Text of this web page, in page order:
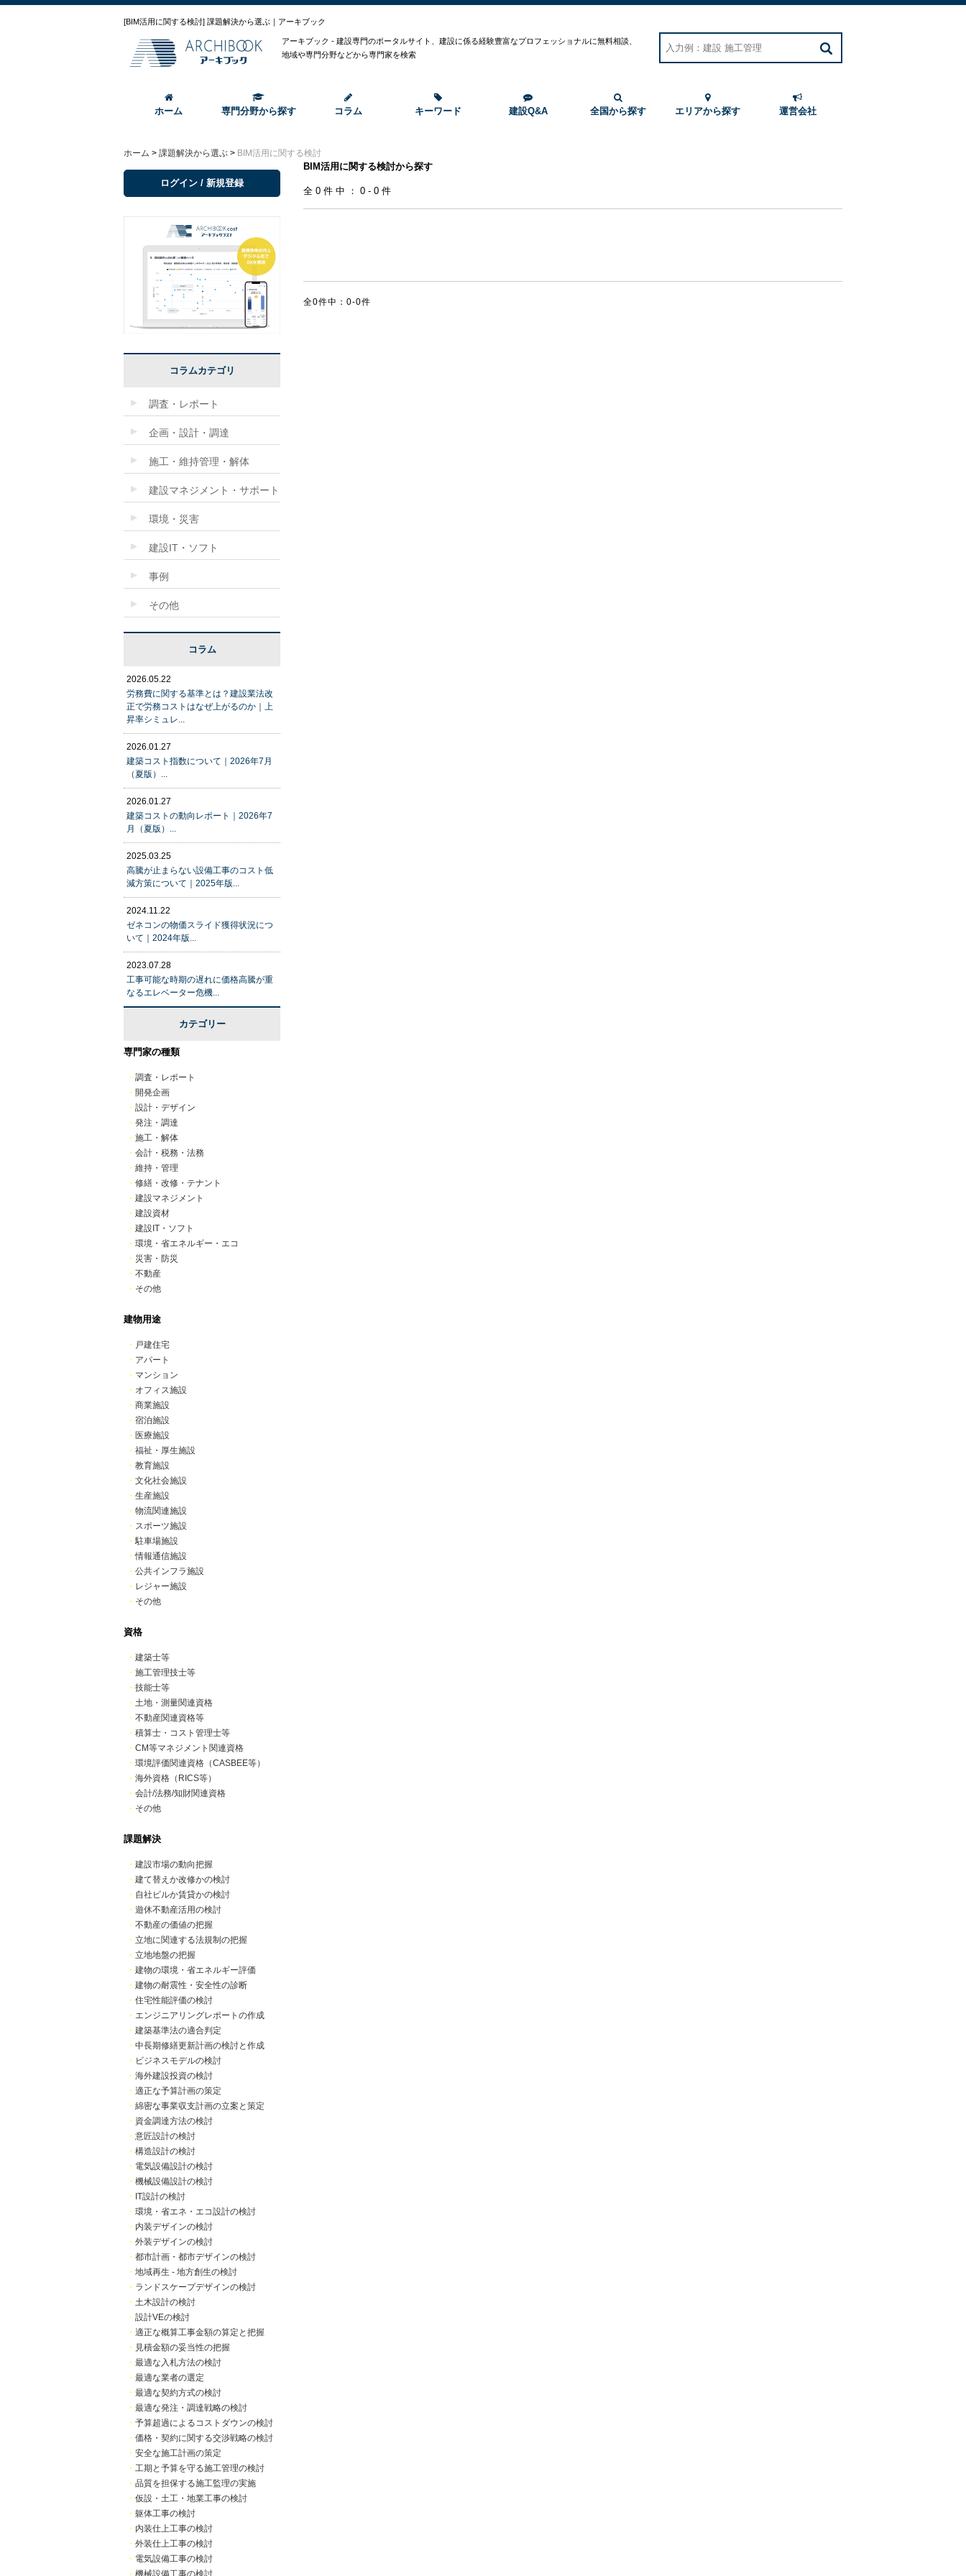
[BIM活用に関する検討] 課題解決から選ぶ｜アーキブック
アーキブック - 建設専門のポータルサイト、建設に係る経験豊富なプロフェッショナルに無料相談、
地域や専門分野などから専門家を検索
ホーム 専門分野から探す コラム キーワード 建設Q&A 全国から探す エリアから探す 運営会社
ホーム > 課題解決から選ぶ > BIM活用に関する検討
BIM活用に関する検討から探す
全0件中：0-0件
全0件中：0-0件
ログイン / 新規登録
コラムカテゴリ
調査・レポート
企画・設計・調達
施工・維持管理・解体
建設マネジメント・サポート
環境・災害
建設IT・ソフト
事例
その他
コラム
2026.05.22
労務費に関する基準とは？建設業法改
正で労務コストはなぜ上がるのか｜上
昇率シミュレ...
2026.01.27
建築コスト指数について｜2026年7月
（夏版）...
2026.01.27
建築コストの動向レポート｜2026年7
月（夏版）...
2025.03.25
高騰が止まらない設備工事のコスト低
減方策について｜2025年版...
2024.11.22
ゼネコンの物価スライド獲得状況につ
いて｜2024年版...
2023.07.28
工事可能な時期の遅れに価格高騰が重
なるエレベーター危機...
カテゴリー
専門家の種類
・ 調査・レポート
・ 開発企画
・ 設計・デザイン
・ 発注・調達
・ 施工・解体
・ 会計・税務・法務
・ 維持・管理
・ 修繕・改修・テナント
・ 建設マネジメント
・ 建設資材
・ 建設IT・ソフト
・ 環境・省エネルギー・エコ
・ 災害・防災
・ 不動産
・ その他
建物用途
・ 戸建住宅
・ アパート
・ マンション
・ オフィス施設
・ 商業施設
・ 宿泊施設
・ 医療施設
・ 福祉・厚生施設
・ 教育施設
・ 文化社会施設
・ 生産施設
・ 物流関連施設
・ スポーツ施設
・駐車場施設
・情報通信施設
・ 公共インフラ施設
・ レジャー施設
・ その他
資格
・ 建築士等
・ 施工管理技士等
・ 技能士等
・ 土地・測量関連資格
・ 不動産関連資格等
・ 積算士・コスト管理士等
・ CM等マネジメント関連資格
・ 環境評価関連資格（CASBEE等）
・ 海外資格（RICS等）
・ 会計/法務/知財関連資格
・ その他
課題解決
・ 建設市場の動向把握
・ 建て替えか改修かの検討
・ 自社ビルか賃貸かの検討
・ 遊休不動産活用の検討
・ 不動産の価値の把握
・ 立地に関連する法規制の把握
・ 立地地盤の把握
・ 建物の環境・省エネルギー評価
・ 建物の耐震性・安全性の診断
・ 住宅性能評価の検討
・ エンジニアリングレポートの作成
・ 建築基準法の適合判定
・ 中長期修繕更新計画の検討と作成
・ ビジネスモデルの検討
・ 海外建設投資の検討
・ 適正な予算計画の策定
・ 綿密な事業収支計画の立案と策定
・ 資金調達方法の検討
・ 意匠設計の検討
・ 構造設計の検討
・ 電気設備設計の検討
・ 機械設備設計の検討
・ IT設計の検討
・ 環境・省エネ・エコ設計の検討
・ 内装デザインの検討
・ 外装デザインの検討
・ 都市計画・都市デザインの検討
・ 地域再生 - 地方創生の検討
・ ランドスケープデザインの検討
・ 土木設計の検討
・ 設計VEの検討
・ 適正な概算工事金額の算定と把握
・ 見積金額の妥当性の把握
・ 最適な入札方法の検討
・ 最適な業者の選定
・ 最適な契約方式の検討
・ 最適な発注・調達戦略の検討
・ 予算超過によるコストダウンの検討
・ 価格・契約に関する交渉戦略の検討
・ 安全な施工計画の策定
・ 工期と予算を守る施工管理の検討
・ 品質を担保する施工監理の実施
・ 仮設・土工・地業工事の検討
・ 躯体工事の検討
・ 内装仕上工事の検討
・ 外装仕上工事の検討
・ 電気設備工事の検討
・ 機械設備工事の検討